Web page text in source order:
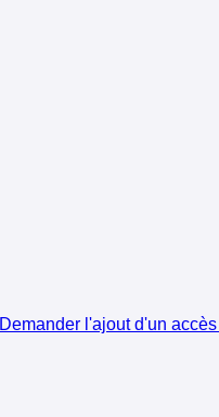
Demander l'ajout d'un